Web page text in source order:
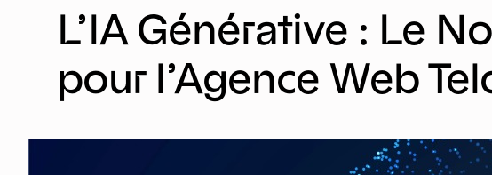
L’IA Générative : Le
pour l’Agence Web